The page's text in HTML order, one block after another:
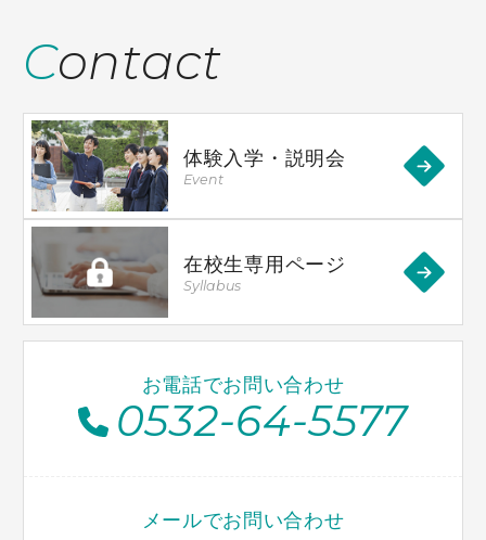
Contact
体験入学・説明会
Event
在校生専用ページ
Syllabus
お電話でお問い合わせ
0532-64-5577
メールでお問い合わせ